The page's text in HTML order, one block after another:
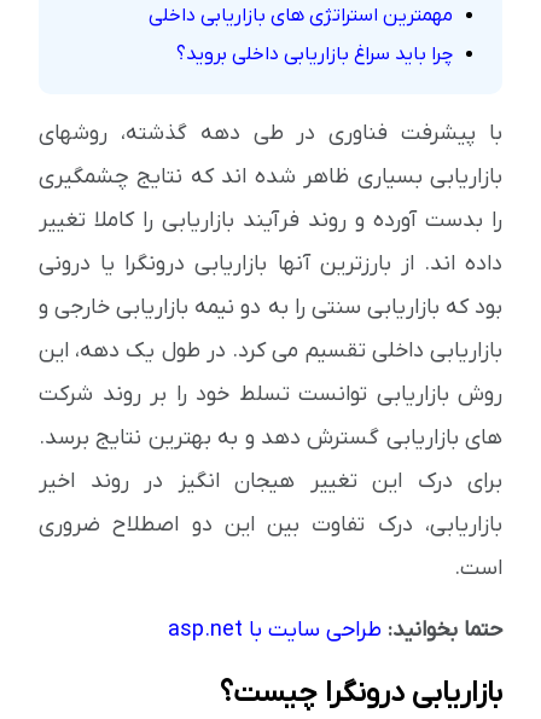
مهمترین استراتژی های بازاریابی داخلی
چرا باید سراغ بازاریابی داخلی بروید؟
با پیشرفت فناوری در طی دهه گذشته، روشهای
بازاریابی بسیاری ظاهر شده اند که نتایج چشمگیری
را بدست آورده و روند فرآیند بازاریابی را کاملا تغییر
داده اند. از بارزترین آنها بازاریابی درونگرا یا درونی
بود که بازاریابی سنتی را به دو نیمه بازاریابی خارجی و
بازاریابی داخلی تقسیم می کرد. در طول یک دهه، این
روش بازاریابی توانست تسلط خود را بر روند شرکت
های بازاریابی گسترش دهد و به بهترین نتایج برسد.
برای درک این تغییر هیجان انگیز در روند اخیر
بازاریابی، درک تفاوت بین این دو اصطلاح ضروری
است.
حتما بخوانید: طراحی سایت با asp.net
بازاریابی درونگرا چیست؟